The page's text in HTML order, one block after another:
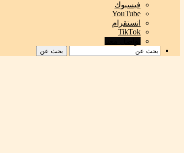
فيسبوك
‫YouTube
انستقرام
‫TikTok
بحث عن